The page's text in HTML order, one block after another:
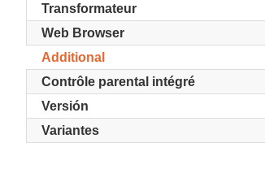
Transformateur
Web Browser
Additional
Contrôle parental intégré
Versión
Variantes